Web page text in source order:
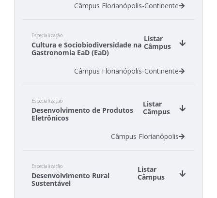
Câmpus Florianópolis-Continente
Especialização
Cultura e Sociobiodiversidade na
Gastronomia EaD (EaD)
Listar
Câmpus
Câmpus Florianópolis-Continente
Especialização
Desenvolvimento de Produtos
Eletrônicos
Listar
Câmpus
Câmpus Florianópolis
Especialização
Desenvolvimento Rural
Sustentável
Listar
Câmpus